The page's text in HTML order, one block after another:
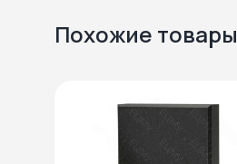
Похожие товары